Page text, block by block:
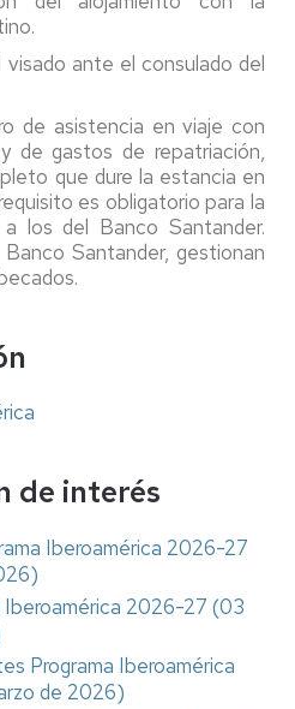
ante el consulado del
de asistencia en viaje con
de gastos de repatriación,
que dure la estancia en
es obligatorio para la
los del Banco Santander.
Santander, gestionan
de interés
Iberoamérica 2026-27
Iberoamérica 2026-27 (03
Programa Iberoamérica
de 2026)